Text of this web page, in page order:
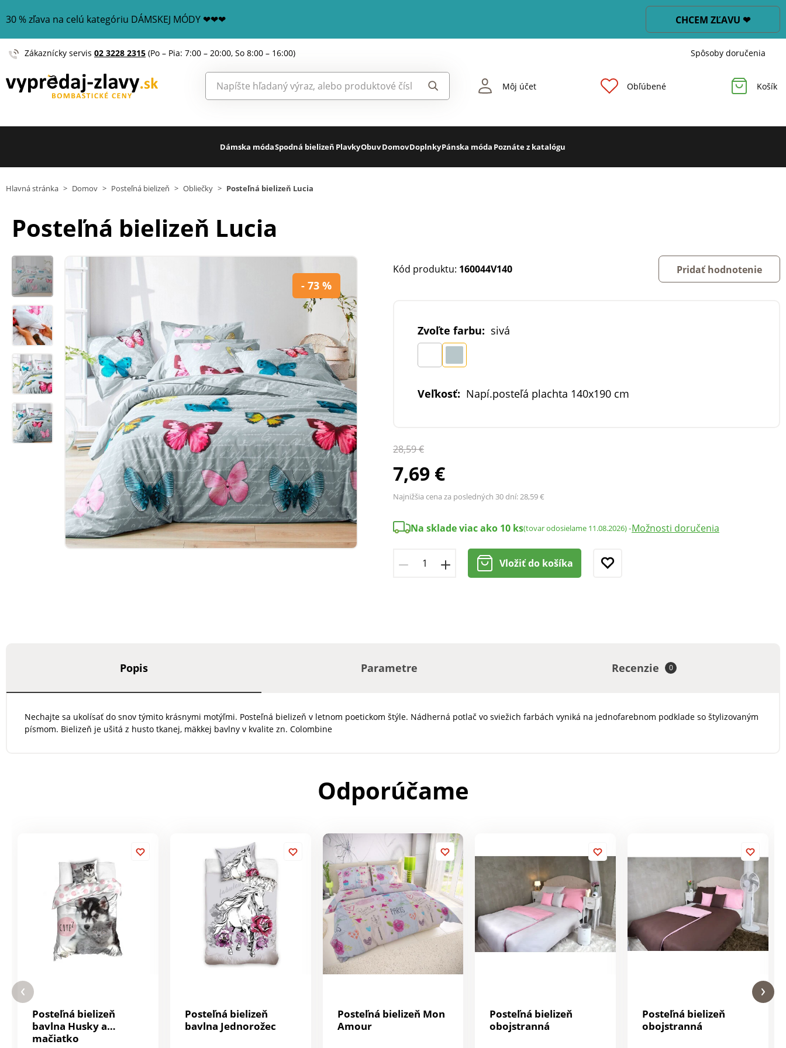
30 % zľava na celú kategóriu DÁMSKEJ MÓDY ❤❤❤ CHCEM ZĽAVU ❤
Zákaznícky servis 02 3228 2315 (Po – Pia: 7:00 – 20:00, So 8:00 – 16:00) Spôsoby doručenia
Môj účet Obľúbené Košík
Dámska módaSpodná bielizeň PlavkyObuvDomovDoplnkyPánska móda Poznáte z katalógu
Hlavná stránka > Domov > Posteľná bielizeň > Obliečky > Posteľná bielizeň Lucia
Posteľná bielizeň Lucia
- 73 %
Kód produktu: 160044V140 Pridať hodnotenie
Zvoľte farbu: sivá
Veľkosť: Napí.posteľá plachta 140x190 cm
28,59 €
7,69 €
Najnižšia cena za posledných 30 dní:28,59 €
Na sklade viac ako 10 ks(tovar odosielame 11.08.2026)-Možnosti doručenia
Vložiť do košíka
Popis Parametre Recenzie 0
Nechajte sa ukolísať do snov týmito krásnymi motýľmi. Posteľná bielizeň v letnom poetickom štýle. Nádherná potlač vo sviežich farbách vyniká na jednofarebnom podklade so štylizovaným
písmom. Bielizeň je ušitá z husto tkanej, mäkkej bavlny v kvalite zn. Colombine
Odporúčame
Posteľná bielizeň
bavlna Husky a
mačiatko
Posteľná bielizeň
bavlna Jednorožec
Posteľná bielizeň Mon
Amour
Posteľná bielizeň
obojstranná
Posteľná bielizeň
obojstranná